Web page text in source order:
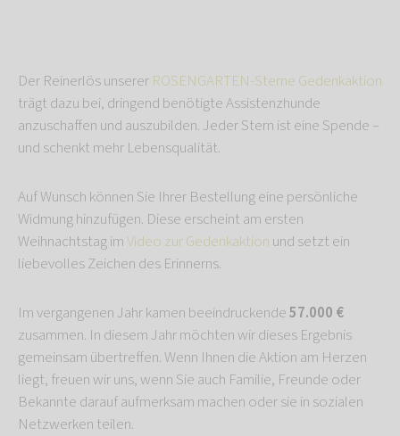
Der Reinerlös unserer ROSENGARTEN-Sterne Gedenkaktion
trägt dazu bei, dringend benötigte Assistenzhunde
anzuschaffen und auszubilden. Jeder Stern ist eine Spende –
und schenkt mehr Lebensqualität.
Auf Wunsch können Sie Ihrer Bestellung eine persönliche
Widmung hinzufügen. Diese erscheint am ersten
Weihnachtstag imVideo zur Gedenkaktion und setzt ein
liebevolles Zeichen des Erinnerns.
Im vergangenen Jahr kamen beeindruckende57.000 €
zusammen. In diesem Jahr möchten wir dieses Ergebnis
gemeinsam übertreffen. Wenn Ihnen die Aktion am Herzen
liegt, freuen wir uns, wenn Sie auch Familie, Freunde oder
Bekannte darauf aufmerksam machen oder sie in sozialen
Netzwerken teilen.